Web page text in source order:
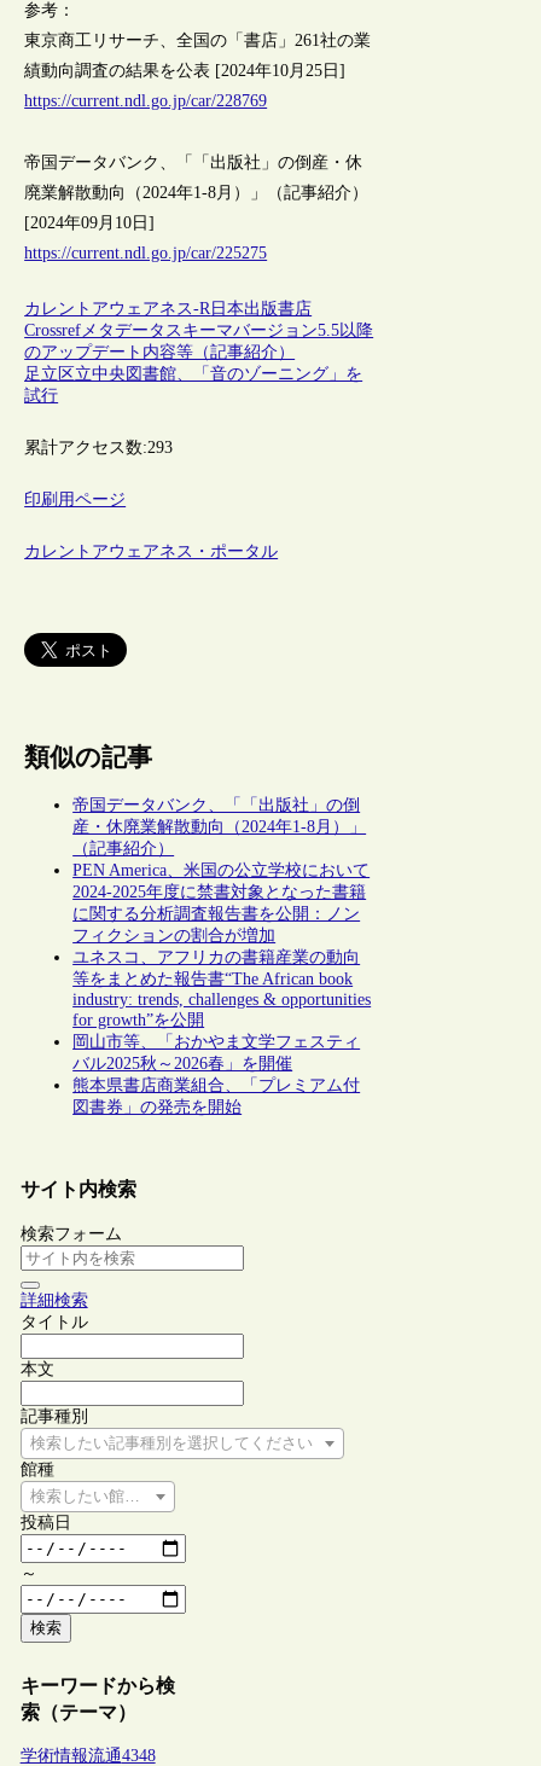
参考：
東京商工リサーチ、全国の「書店」261社の業
績動向調査の結果を公表 [2024年10月25日]
https://current.ndl.go.jp/car/228769
帝国データバンク、「「出版社」の倒産・休
廃業解散動向（2024年1-8月）」（記事紹介）
[2024年09月10日]
https://current.ndl.go.jp/car/225275
カレントアウェアネス-R 日本出版書店
Crossrefメタデータスキーマバージョン5.5以降
のアップデート内容等（記事紹介）
足立区立中央図書館、「音のゾーニング」を
試行
累計アクセス数:293
印刷用ページ
カレントアウェアネス・ポータル
類似の記事
帝国データバンク、「「出版社」の倒
産・休廃業解散動向（2024年1-8月）」
（記事紹介）
PEN America、米国の公立学校において
2024-2025年度に禁書対象となった書籍
に関する分析調査報告書を公開：ノン
フィクションの割合が増加
ユネスコ、アフリカの書籍産業の動向
等をまとめた報告書“The African book
industry: trends, challenges & opportunities
for growth”を公開
岡山市等、「おかやま文学フェスティ
バル2025秋～2026春」を開催
熊本県書店商業組合、「プレミアム付
図書券」の発売を開始
サイト内検索
検索フォーム
詳細検索
タイトル
本文
記事種別
検索したい記事種別を選択してください
館種
検索したい館種を選択してください
投稿日
～
検索
キーワードから検
索（テーマ）
学術情報流通4348